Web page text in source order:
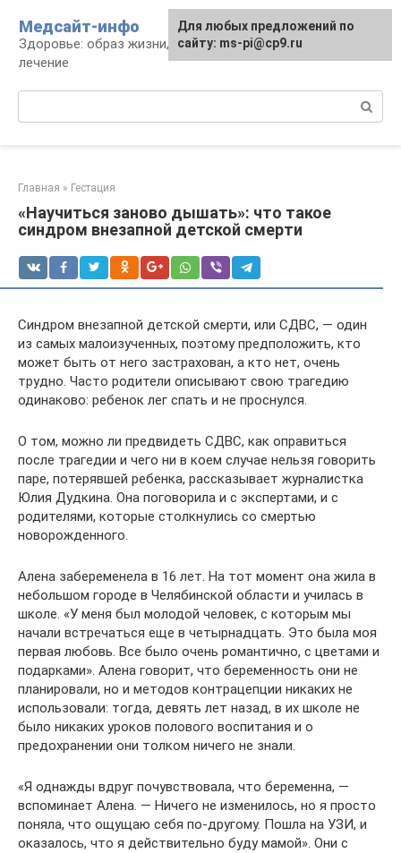
контенту
Медсайт-инфо
Здоровье: образ жизни, профилактика и
лечение
Главная » Гестация
«Научиться заново дышать»: что такое
синдром внезапной детской смерти
Синдром внезапной детской смерти, или СДВС, — один
из самых малоизученных, поэтому предположить, кто
может быть от него застрахован, а кто нет, очень
трудно. Часто родители описывают свою трагедию
одинаково: ребенок лег спать и не проснулся.
О том, можно ли предвидеть СДВС, как оправиться
после трагедии и чего ни в коем случае нельзя говорить
паре, потерявшей ребенка, рассказывает журналистка
Юлия Дудкина. Она поговорила и с экспертами, и с
родителями, которые столкнулись со смертью
новорожденного.
Алена забеременела в 16 лет. На тот момент она жила в
небольшом городе в Челябинской области и училась в
школе. «У меня был молодой человек, с которым мы
начали встречаться еще в четырнадцать. Это была моя
первая любовь. Все было очень романтично, с цветами и
подарками». Алена говорит, что беременность они не
планировали, но и методов контрацепции никаких не
использовали: тогда, девять лет назад, в их школе не
было никаких уроков полового воспитания и о
предохранении они толком ничего не знали.
«Я однажды вдруг почувствовала, что беременна, —
вспоминает Алена. — Ничего не изменилось, но я просто
поняла, что ощущаю себя по-другому. Пошла на УЗИ, и
оказалось, что я действительно буду мамой». Они с
Для любых предложений по
сайту: ms-pi@cp9.ru